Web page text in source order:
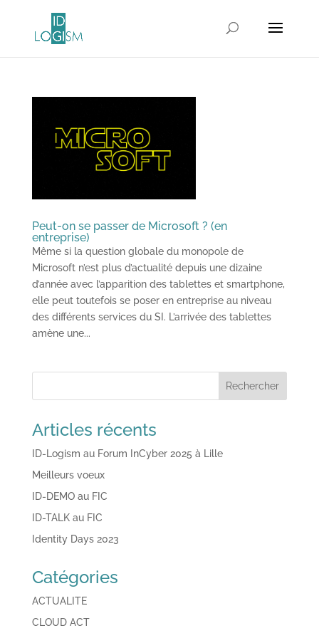
Peut-on se passer de Microsoft ? (en
entreprise)
Même si la question globale du monopole de
Microsoft n’est plus d’actualité depuis une dizaine
d’année avec l’apparition des tablettes et smartphone,
elle peut toutefois se poser en entreprise au niveau
des différents services du SI. L’arrivée des tablettes
amène une...
Articles récents
ID-Logism au Forum InCyber 2025 à Lille
Meilleurs voeux
ID-DEMO au FIC
ID-TALK au FIC
Identity Days 2023
Catégories
ACTUALITE
CLOUD ACT